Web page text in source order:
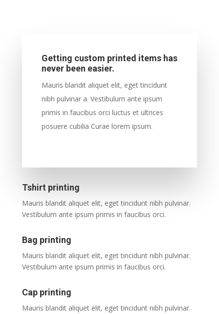
Getting custom printed items has
never been easier.
Mauris blandit aliquet elit, eget tincidunt
nibh pulvinar a. Vestibulum ante ipsum
primis in faucibus orci luctus et ultrices
posuere cubilia Curae lorem ipsum.
Tshirt printing
Mauris blandit aliquet elit, eget tincidunt nibh pulvinar.
Vestibulum ante ipsum primis in faucibus orci.
Bag printing
Mauris blandit aliquet elit, eget tincidunt nibh pulvinar.
Vestibulum ante ipsum primis in faucibus orci.
Cap printing
Mauris blandit aliquet elit, eget tincidunt nibh pulvinar.